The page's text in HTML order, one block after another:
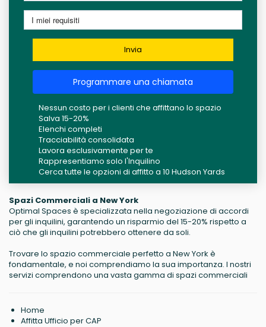
Invia
Programmare una chiamata
Nessun costo per i clienti che affittano lo spazio
Salva 15-20%
Elenchi completi
Tracciabilità consolidata
Lavora esclusivamente per te
Rappresentiamo solo l'Inquilino
Cerca tutte le opzioni di affitto a 10 Hudson Yards
Spazi Commerciali a New York
Optimal Spaces è specializzata nella negoziazione di accordi
per gli inquilini, garantendo un risparmio del 15-20% rispetto a
ciò che gli inquilini potrebbero ottenere da soli.
Trovare lo spazio commerciale perfetto a New York è
fondamentale, e noi comprendiamo la sua importanza. I nostri
servizi comprendono una vasta gamma di spazi commerciali
Home
Affitta Ufficio per CAP